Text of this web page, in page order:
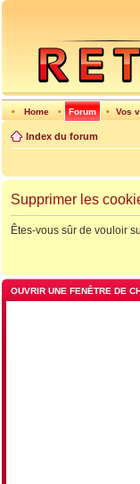
• Home • Forum • Vos
Index du forum
Supprimer les
Êtes-vous sûr de vouloir
OUVRIR UNE FENÊTRE DE